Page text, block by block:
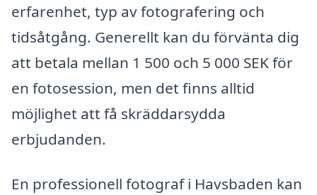
erfarenhet, typ av fotografering och
tidsåtgång. Generellt kan du förvänta dig
att betala mellan 1 500 och 5 000 SEK för
en fotosession, men det finns alltid
möjlighet att få skräddarsydda
erbjudanden.
En professionell fotograf i Havsbaden kan